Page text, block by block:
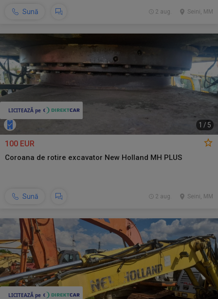
Sună Seini, MM
2 aug.
1 / 5
100 EUR
Coroana de rotire excavator New Holland MH PLUS
Sună Seini, MM
2 aug.